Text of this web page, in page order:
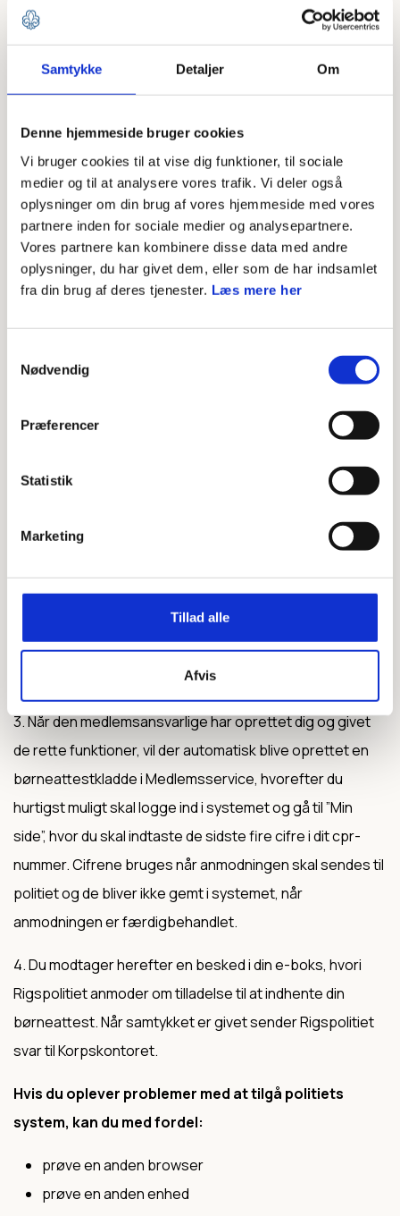
Samtykke Detaljer Om
Denne hjemmeside bruger cookies
Vi bruger cookies til at vise dig funktioner, til sociale
medier og til at analysere vores trafik. Vi deler også
oplysninger om din brug af vores hjemmeside med vores
partnere inden for sociale medier og analysepartnere.
Vores partnere kan kombinere disse data med andre
oplysninger, du har givet dem, eller som de har indsamlet
fra din brug af deres tjenester. Læs mere her
Nødvendig
Præferencer
Statistik
Marketing
Tillad alle
Afvis
medlemmet får logget ind i Medlemsservice med det
oftest ikke gå mere end en uge inden
børneattestanmodningen er færdigbehandlet.
Det er vigtig, at lederne får tildelt de relevante
børneattestkrævende funktioner i Medlemsservice, så
snart de starter med at varetage dem, så indhentningen
af børneattesten startes så hurtigt som muligt.
Husk, at det er enhedens ansvar at sikre, at alle relevante
personer har en godkendt børneattest.
Sådan bliver du godkendt leder:
. Husk at gruppens forperson
også skal underskrive erklæringen. Erklæringen skal
opbevares hos gruppen og ikke hos Korpskontoret.
2. Hvis du ikke allerede er oprettet i Medlemsservice, skal
den medlemsansvarlige oprette dig i systemet og tildele
de funktioner, der er nødvendige
3. Når den medlemsansvarlige har oprettet dig og givet
de rette funktioner, vil der automatisk blive oprettet en
børneattestkladde i Medlemsservice, hvorefter du
hurtigst muligt skal logge ind i systemet og gå til ”Min
side”, hvor du skal indtaste de sidste fire cifre i dit cpr-
nummer. Cifrene bruges når anmodningen skal sendes til
politiet og de bliver ikke gemt i systemet, når
anmodningen er færdigbehandlet.
4. Du modtager herefter en besked i din e-boks, hvori
Rigspolitiet anmoder om tilladelse til at indhente din
børneattest. Når samtykket er givet sender Rigspolitiet
svar til Korpskontoret.
Hvis du oplever problemer med at tilgå politiets
system, kan du med fordel:
prøve en anden browser
prøve en anden enhed